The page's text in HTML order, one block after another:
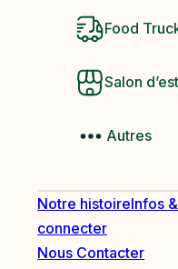
Food
Salon
Autres
Notre histoireInfos
connecter
Nous Contacter